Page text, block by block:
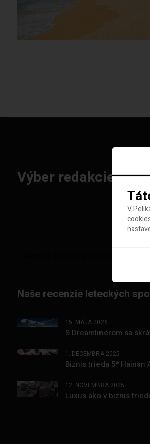
Výber redakcie:
Naše recenzie leteckých
15. MÁJA 2026
S Dreamlinerom sa
1. DECEMBRA 2025
Biznis trieda 5* Hainan
12. NOVEMBRA 2025
Luxus ako v biznis
V